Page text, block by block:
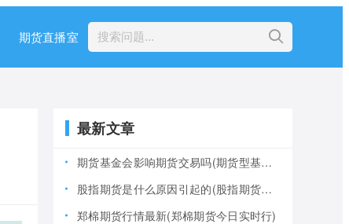
期货直播室
最新文章
期货基金会影响期货交易吗(期货型基金风险大吗)
股指期货是什么原因引起的(股指期货产生的原因)
郑棉期货行情最新(郑棉期货今日实时行)